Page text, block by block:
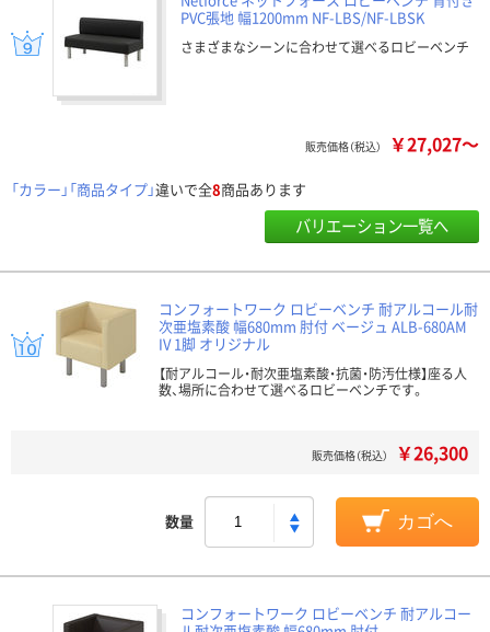
PVC張地 幅1200mm NF-LBS/NF-LBSK
さまざまなシーンに合わせて選べるロビーベンチ
販売価格（税込） ￥27,027～
「カラー」「商品タイプ」違いで全8商品あります
バリエーション一覧へ
コンフォートワーク ロビーベンチ 耐アルコール耐
次亜塩素酸 幅680mm 肘付 ベージュ ALB-680AM
IV 1脚 オリジナル
【耐アルコール・耐次亜塩素酸・抗菌・防汚仕様】座る人
数、場所に合わせて選べるロビーベンチです。
販売価格（税込） ￥26,300
数量 カゴへ
コンフォートワーク ロビーベンチ 耐アルコー